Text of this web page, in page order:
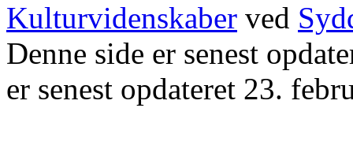
Kulturvidenskaber ved
Denne side er senest
er senest opdateret 23.